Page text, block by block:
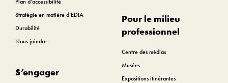
Stratégie en matière d’EDIA
Durabilité
Nous joindre
S’engager
Pour le milieu
professionnel
Centre des médias
Musées
Expositions itinérantes